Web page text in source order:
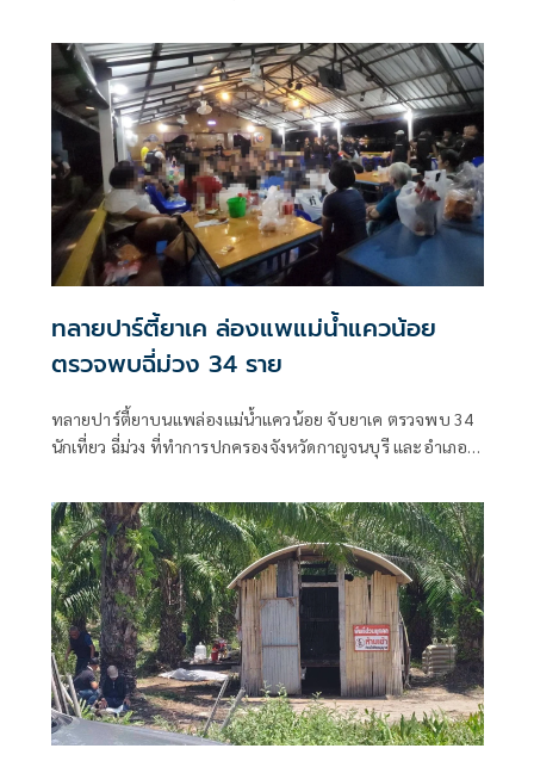
ทลายปาร์ตี้ยาเค ล่องแพแม่น้ำแควน้อย
ตรวจพบฉี่ม่วง 34 ราย
ทลายปาร์ตี้ยาบนแพล่องแม่น้ำแควน้อย จับยาเค ตรวจพบ 34
นักเที่ยว ฉี่ม่วง ที่ทำการปกครองจังหวัดกาญจนบุรี และอําเภอ
ยาเสพติด